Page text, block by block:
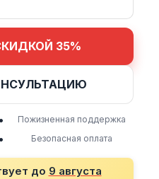
35%
•
Пожизненная поддержка
• Безопасная оплата
до 9 августа